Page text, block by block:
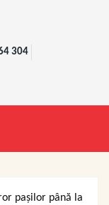
304
pașilor până la